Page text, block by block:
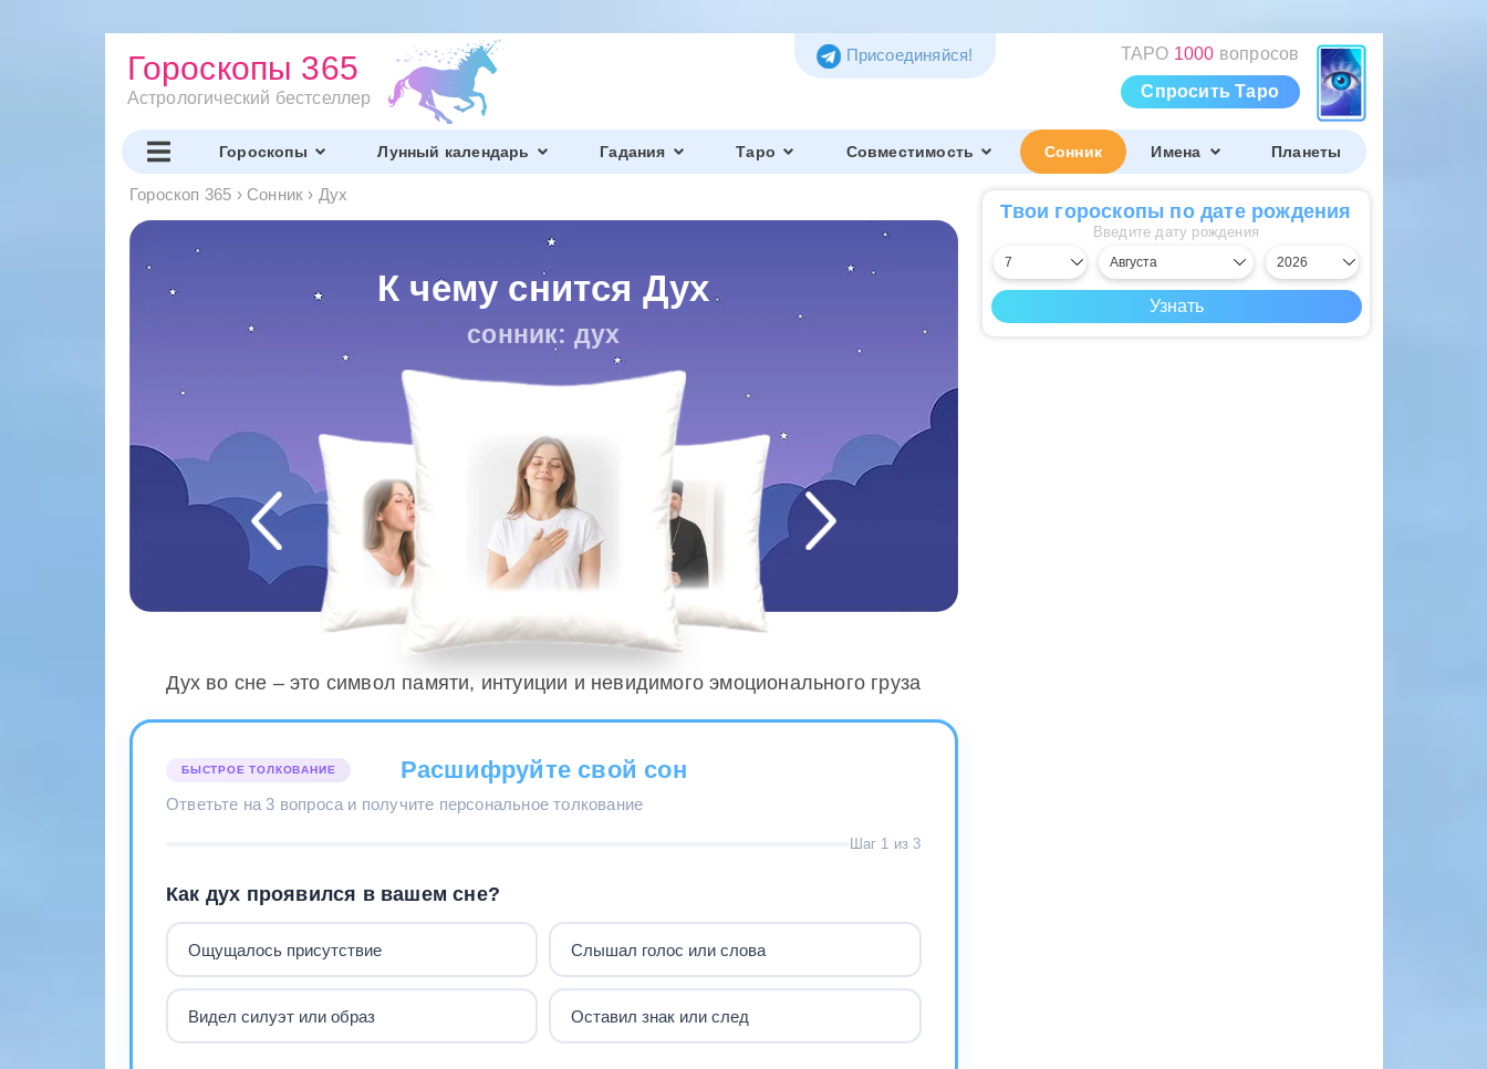
Гороскопы 365
Астрологический бестселлер
ТАРО 1000 вопросов
Спросить Таро
Присоединяйся!
Гороскопы Лунный календарь Гадания Таро Совместимость Сонник Имена Планеты
Гороскоп 365 › Сонник › Дух
К чему снится Дух
сонник: дух
Дух во сне – это символ памяти, интуиции и невидимого эмоционального груза
БЫСТРОЕ ТОЛКОВАНИЕ Расшифруйте свой сон
Ответьте на 3 вопроса и получите персональное толкование
Шаг 1 из 3
Как дух проявился в вашем сне?
Ощущалось присутствие Слышал голос или слова
Видел силуэт или образ Оставил знак или след
Твои гороскопы по дате рождения
Введите дату рождения